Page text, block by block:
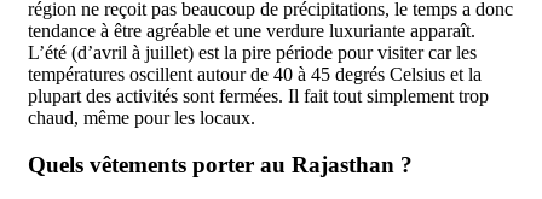
région ne reçoit pas beaucoup de précipitations, le temps a donc
tendance à être agréable et une verdure luxuriante apparaît.
L’été (d’avril à juillet) est la pire période pour visiter car les
températures oscillent autour de 40 à 45 degrés Celsius et la
plupart des activités sont fermées. Il fait tout simplement trop
chaud, même pour les locaux.
Quels vêtements porter au Rajasthan ?